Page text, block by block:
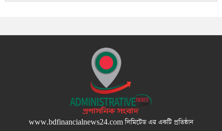
www.bdfinancialnews24.comলিমিটেড এর একটি প্রতিষ্ঠান